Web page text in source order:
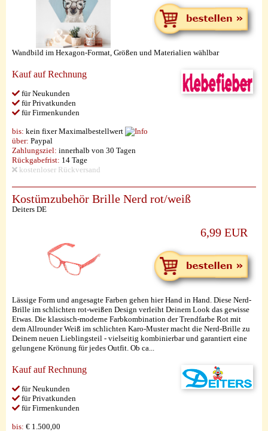
Wandbild im Hexagon-Format, Größen und Materialien wählbar
Kauf auf Rechnung
für Neukunden
für Privatkunden
für Firmenkunden
bis: kein fixer Maximalbestellwert
über: Paypal
Zahlungsziel: innerhalb von 30 Tagen
Rückgabefrist: 14 Tage
kostenloser Rückversand
Kostümzubehör Brille Nerd rot/weiß
Deiters DE
6,99 EUR
Lässige Form und angesagte Farben gehen hier Hand in Hand. Diese Nerd-
Brille im schlichten rot-weißen Design verleiht Deinem Look das gewisse
Etwas. Die klassisch-moderne Farbkombination der Trendfarbe Rot mit
dem Allrounder Weiß im schlichten Karo-Muster macht die Nerd-Brille zu
Deinem neuen Lieblingsteil - vielseitig kombinierbar und garantiert eine
gelungene Krönung für jedes Outfit. Ob ca...
Kauf auf Rechnung
für Neukunden
für Privatkunden
für Firmenkunden
bis: € 1.500,00